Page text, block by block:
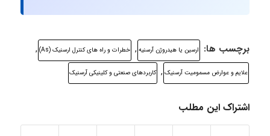
برچسب ها: ارسین یا ھیدروژن آرسنیه , خطرات و راه ھای کنترل ارسنیک (As) ,
علایم و عوارض مسمومیت آرسنیک , کاربردھای صنعتی و کلینیکی آرسنیک
اشتراک این مطلب